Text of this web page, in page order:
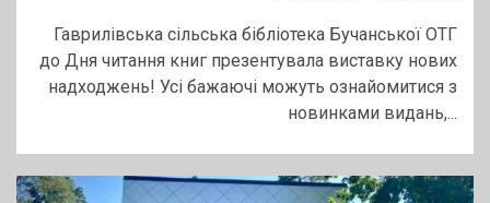
Гаврилівська сільська бібліотека Бучанської ОТГ
до Дня читання книг презентувала виставку нових
надходжень! Усі бажаючі можуть ознайомитися з
новинками видань,...